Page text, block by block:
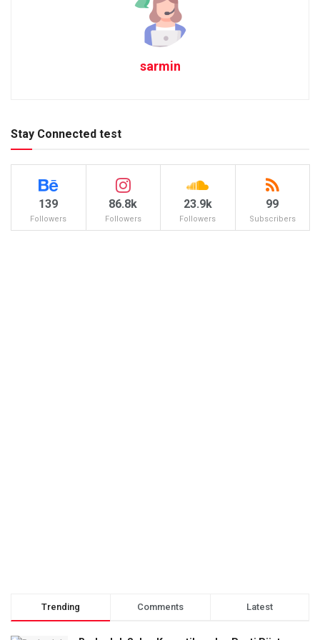
sarmin
Stay Connected test
139
Followers
86.8k
Followers
23.9k
Followers
99
Subscribers
Trending Comments Latest